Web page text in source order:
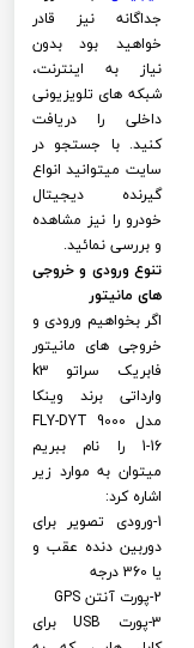
جداگانه نیز قادر
خواهید بود بدون
نیاز به اینترنت،
شبکه های تلویزیونی
داخلی را دریافت
کنید. با جستجو در
سایت میتوانید انواع
گیرنده دیجیتال
خودرو را نیز مشاهده
و بررسی نمائید.
تنوع ورودی و خروجی
های مانیتور
اگر بخواهیم ورودی و
خروجی های مانیتور
فابریک سراتو k3
وارداتی برند وینکا
مدل FLY-DYT 9000
1-16 را نام ببریم
میتوان به موارد زیر
اشاره کرد:
1-ورودی تصویر برای
دوربین دنده عقب و
یا 360 درجه
2-پورت آنتن GPS
3-پورت USB برای